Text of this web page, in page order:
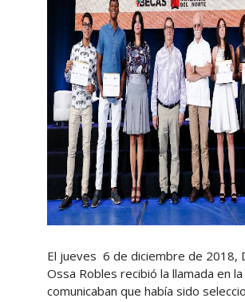
El jueves 6 de diciembre de 2018,
Ossa Robles recibió la llamada en
comunicaban que había sido